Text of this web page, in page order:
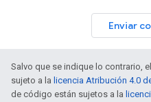
Enviar
Salvo que se indique lo contrario,
sujeto a la licencia Atribución 4.0
de código están sujetos a la